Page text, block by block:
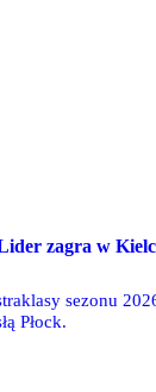
zagra w
sezonu
Płock.